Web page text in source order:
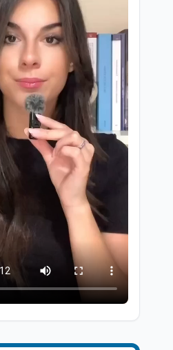
Scuola 7 ago
“Noi siamo le Scuole”:
sport e musica a San
Miniato, STEM a Lerici
con il progetto del Mim
Mondo 7 ago
Sparatoria a Bangkok:
Editoriali7 ago